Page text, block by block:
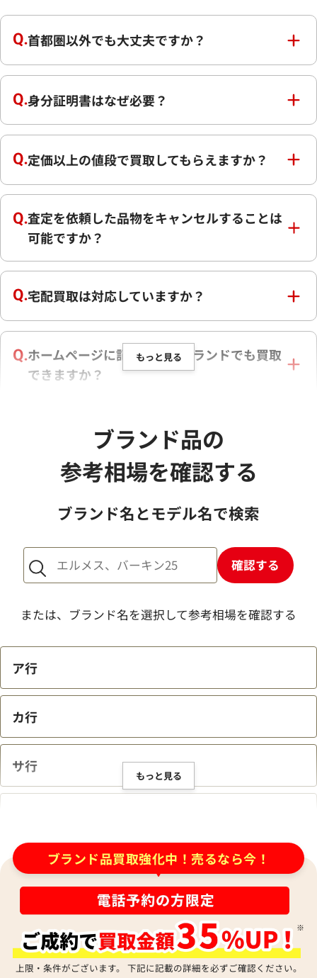
首都圏以外でも大丈夫ですか？
身分証明書はなぜ必要？
定価以上の値段で買取してもらえますか？
査定を依頼した品物をキャンセルすることは
可能ですか？
宅配買取は対応していますか？
ホームページに記載の無いブランドでも買取
できますか？
随分前に買ったものや、状態が良くないもの
でも買取できますか？
身分証は必ず必要ですか？
店舗での査定時間はどれくらいかかります
か？
店頭買取の場合、予約は可能ですか？
ジュエリーやバッグなどのヴィンテージ品は
買取可能ですか？
キズや汚れがあるが、クリーニング後に持ち
込んだ方が良いですか？
査定金額はどのように決まりますか？
もっと見る
ブランド品の
参考相場を確認する
ブランド名とモデル名で検索
確認する
または、ブランド名を選択して参考相場を確認する
ア行
カ行
サ行
ナ行
ハ行
マ行
もっと見る
ブランド品買取強化中！売るなら今！
上限・条件がございます。 下記に記載の詳細を必ずご確認ください。